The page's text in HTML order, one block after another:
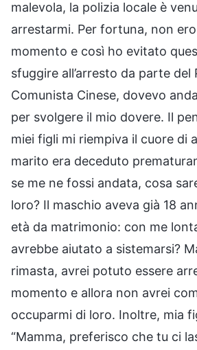
malevola, la polizia locale è
arrestarmi. Per fortuna, non
momento e così ho evitato
sfuggire all’arresto da parte del
Comunista Cinese, dovevo
per svolgere il mio dovere. Il
miei figli mi riempiva il cuore di
marito era deceduto
se me ne fossi andata, cosa
loro? Il maschio aveva già 18
età da matrimonio: con me
avrebbe aiutato a sistemarsi?
rimasta, avrei potuto essere
momento e allora non avrei
occuparmi di loro. Inoltre, mia
“Mamma, preferisco che tu ci